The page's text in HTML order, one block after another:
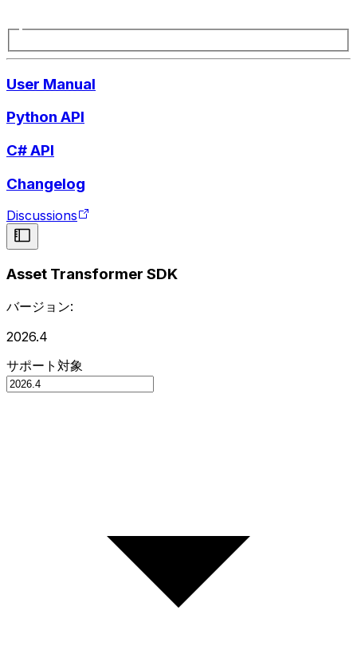
User Manual
Python API
C# API
Changelog
Discussions
Asset Transformer SDK
バージョン:
2026.4
サポート対象